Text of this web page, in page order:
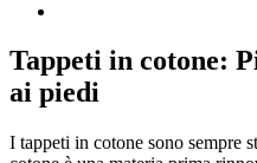
Tappeti in cotone:
ai piedi
I tappeti in cotone sono sempre